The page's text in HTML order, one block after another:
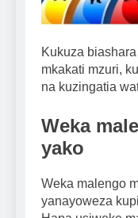
Kukuza
mkakati mzuri,
na kuzingatia
Weka
yako
Weka malengo
yanayoweza